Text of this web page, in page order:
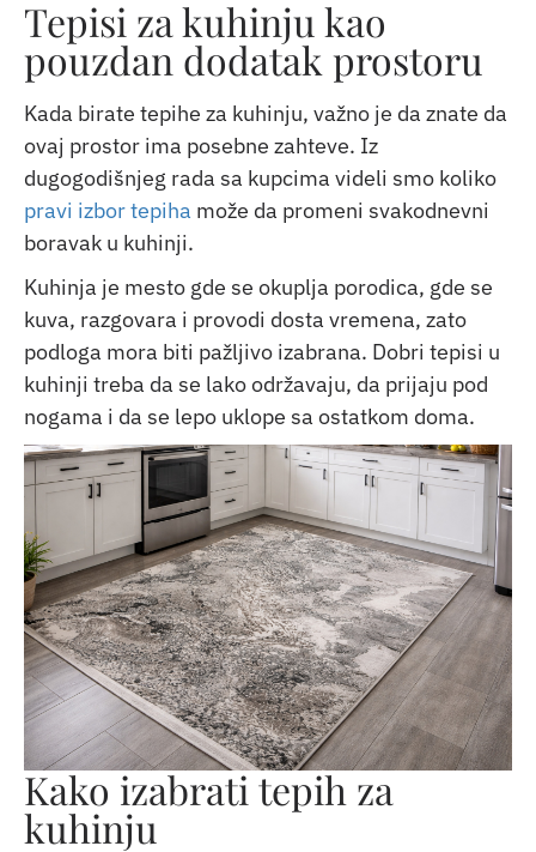
Tepisi za kuhinju kao
pouzdan dodatak prostoru
Kada birate tepihe za kuhinju, važno je da znate da
ovaj prostor ima posebne zahteve. Iz
dugogodišnjeg rada sa kupcima videli smo koliko
pravi izbor tepiha može da promeni svakodnevni
boravak u kuhinji.
Kuhinja je mesto gde se okuplja porodica, gde se
kuva, razgovara i provodi dosta vremena, zato
podloga mora biti pažljivo izabrana. Dobri tepisi u
kuhinji treba da se lako održavaju, da prijaju pod
nogama i da se lepo uklope sa ostatkom doma.
Kako izabrati tepih za
kuhinju